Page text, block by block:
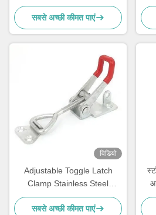
एनोडाइज करें
सबसे अच्छी कीमत पाएं
विडियो
Adjustable Toggle Latch
Clamp Stainless Steel
Triangle Hasp Three Holes
Mortise Lock 80mm Backset
सबसे अच्छी कीमत पाएं